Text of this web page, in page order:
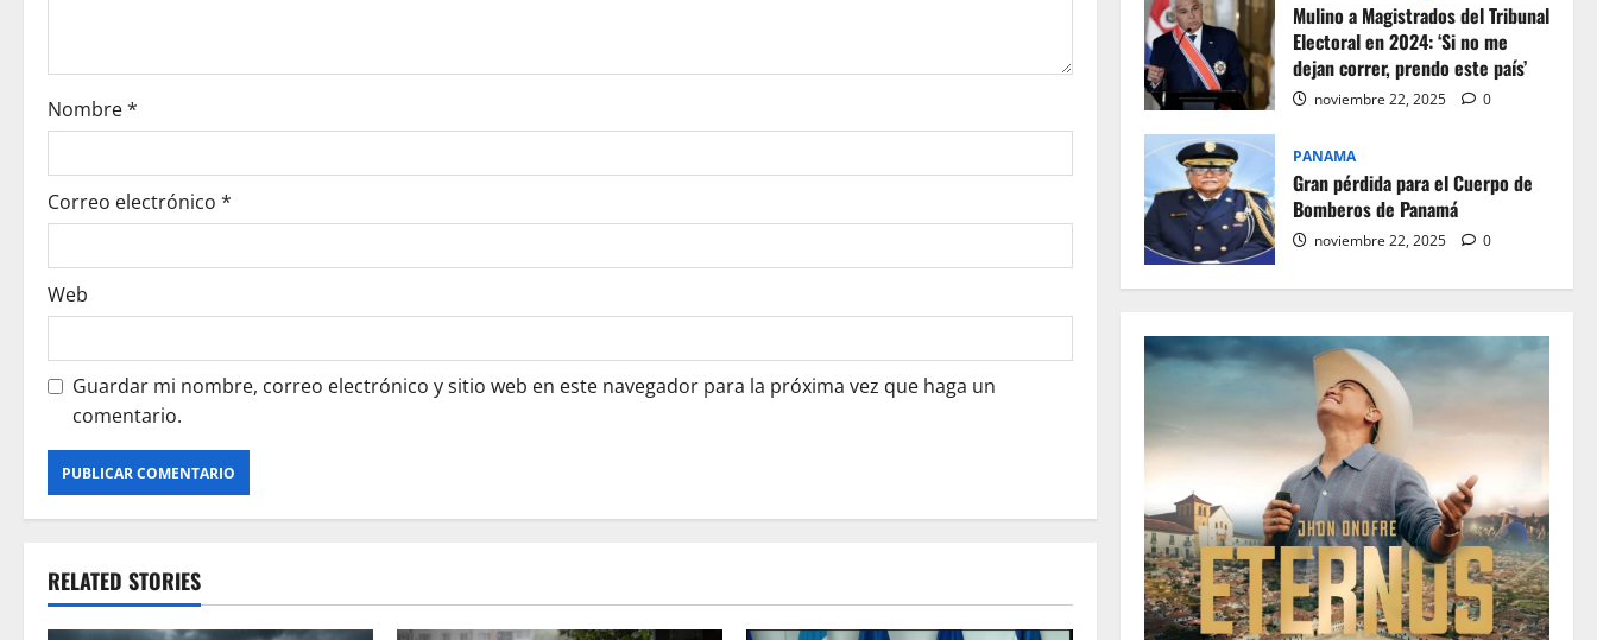
i
o
n
Nombre*
Correo electrónico *
Web
Guardar mi nombre, correo electrónico y sitio web en este navegador para la próxima vez que haga un
comentario.
RELATED STORIES
Mulino a Magistrados del Tribunal
Electoral en 2024: ‘Si no me
dejan correr, prendo este país’
noviembre 22, 2025 0
PANAMA
Gran pérdida para el Cuerpo de
Bomberos de Panamá
noviembre 22, 2025 0